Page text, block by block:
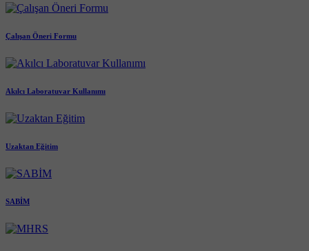
Çalışan Öneri Formu
Akılcı Laboratuvar Kullanımı
Uzaktan Eğitim
SABİM